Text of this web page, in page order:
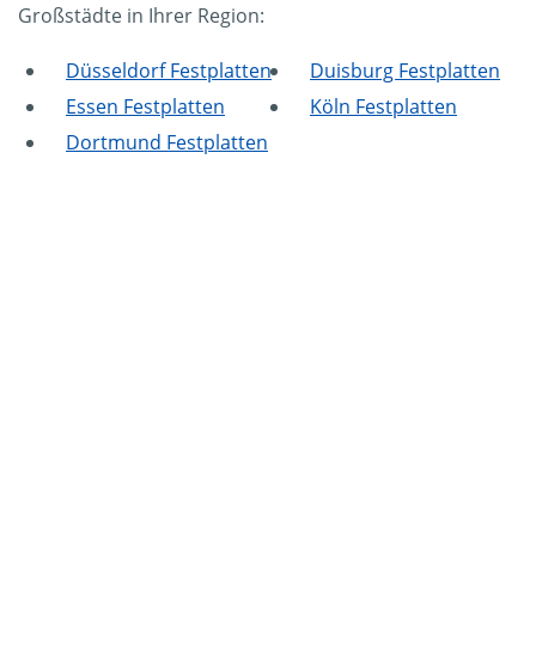
Großstädte in Ihrer Region:
Düsseldorf Festplatten
Duisburg Festplatten
Essen Festplatten
Köln Festplatten
Dortmund Festplatten